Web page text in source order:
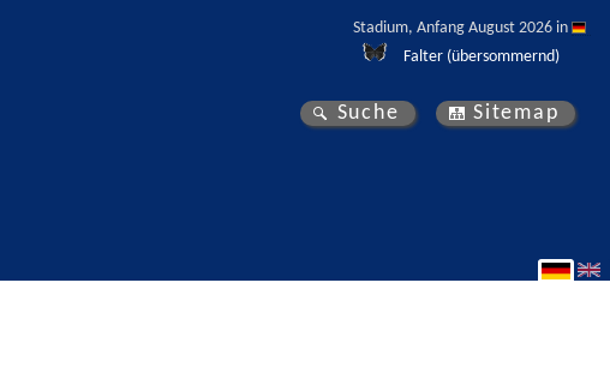
Stadium, Anfang August 2026 in
Falter (übersommernd)
Suche Sitemap